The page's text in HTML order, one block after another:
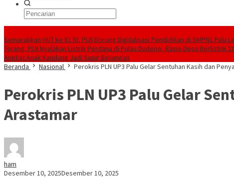
Semarakkan HUT ke 81 RI, PLN Dorong Digitalisasi Pendidikan di SMPN1 Palu
Terang. PLN Nyalakan Listrik Perdana di Pulau Dudepo, Rasio Desa Berlistrik
Angkat Anak Kandung Jadi Supir Bayangan
Beranda
Nasional Perokris PLN UP3 Palu Gelar Sentuhan Kasih dan
Perokris PLN UP3 Palu Gelar
Arastamar
ham
Desember 10, 2025Desember 10, 2025